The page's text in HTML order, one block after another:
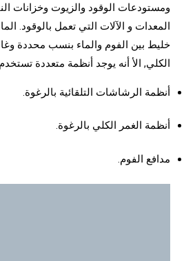
ومستودعات الوقود والزيوت وخزانات
المعدات و الآلات التي تعمل بالوقود.
خليط بين الفوم والماء بنسب محددة
الكلي, الأ أنه يوجد أنظمة متعددة
أنظمة الرشاشات التلقائية بالرغوة.
أنظمة الغمر الكلي بالرغوة.
مدافع الفوم.